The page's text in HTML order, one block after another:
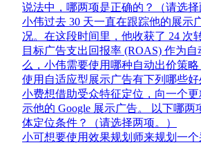
说法中，哪两项是正确的？（请选择
小伟过去 30 天一直在跟踪他的展示
况。在这段时间里，他收获了 24 次
目标广告支出回报率 (ROAS) 作为
么，小伟需要使用哪种自动出价策略
使用自适应型展示广告有下列哪些好
小费想借助受众特征定位，向一个
示他的 Google 展示广告。 以下哪两
体定位条件？（请选择两项。）
小可想要使用效果规划师来规划一